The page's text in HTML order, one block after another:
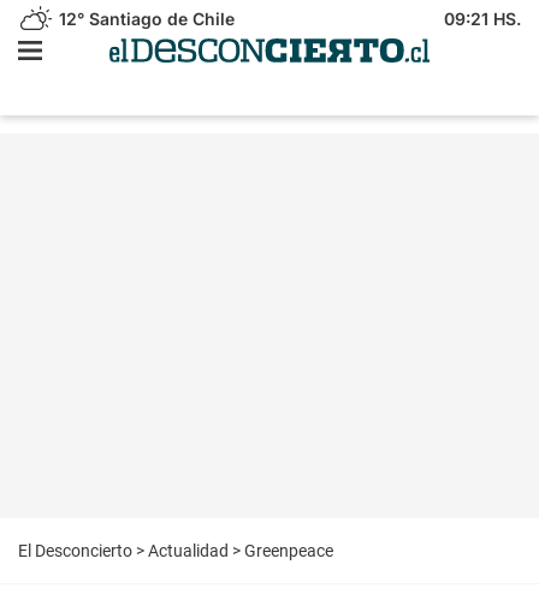
12° Santiago de Chile 09:21 HS.
El Desconcierto >Actualidad >Greenpeace